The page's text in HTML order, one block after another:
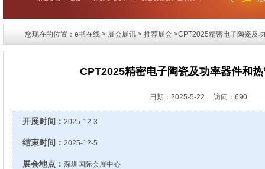
您现在的位置：e书在线 > 展会展讯 > 推荐展会 >CPT2025精密电子陶瓷及功
CPT2025精密电子陶瓷及功率器件和
日期： 2025-5-22 访问：690
开展时间： 2025-12-3
结束时间： 2025-12-5
展会地点： 深圳国际会展中心